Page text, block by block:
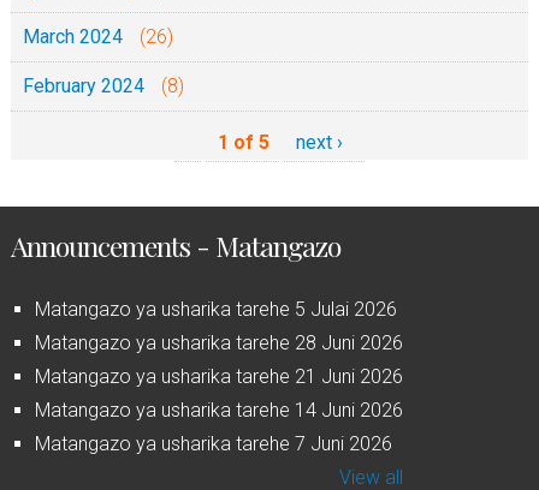
March 2024 (26)
February 2024 (8)
1 of 5 next ›
Announcements - Matangazo
Matangazo ya usharika tarehe 5 Julai 2026
Matangazo ya usharika tarehe 28 Juni 2026
Matangazo ya usharika tarehe 21 Juni 2026
Matangazo ya usharika tarehe 14 Juni 2026
Matangazo ya usharika tarehe 7 Juni 2026
View all